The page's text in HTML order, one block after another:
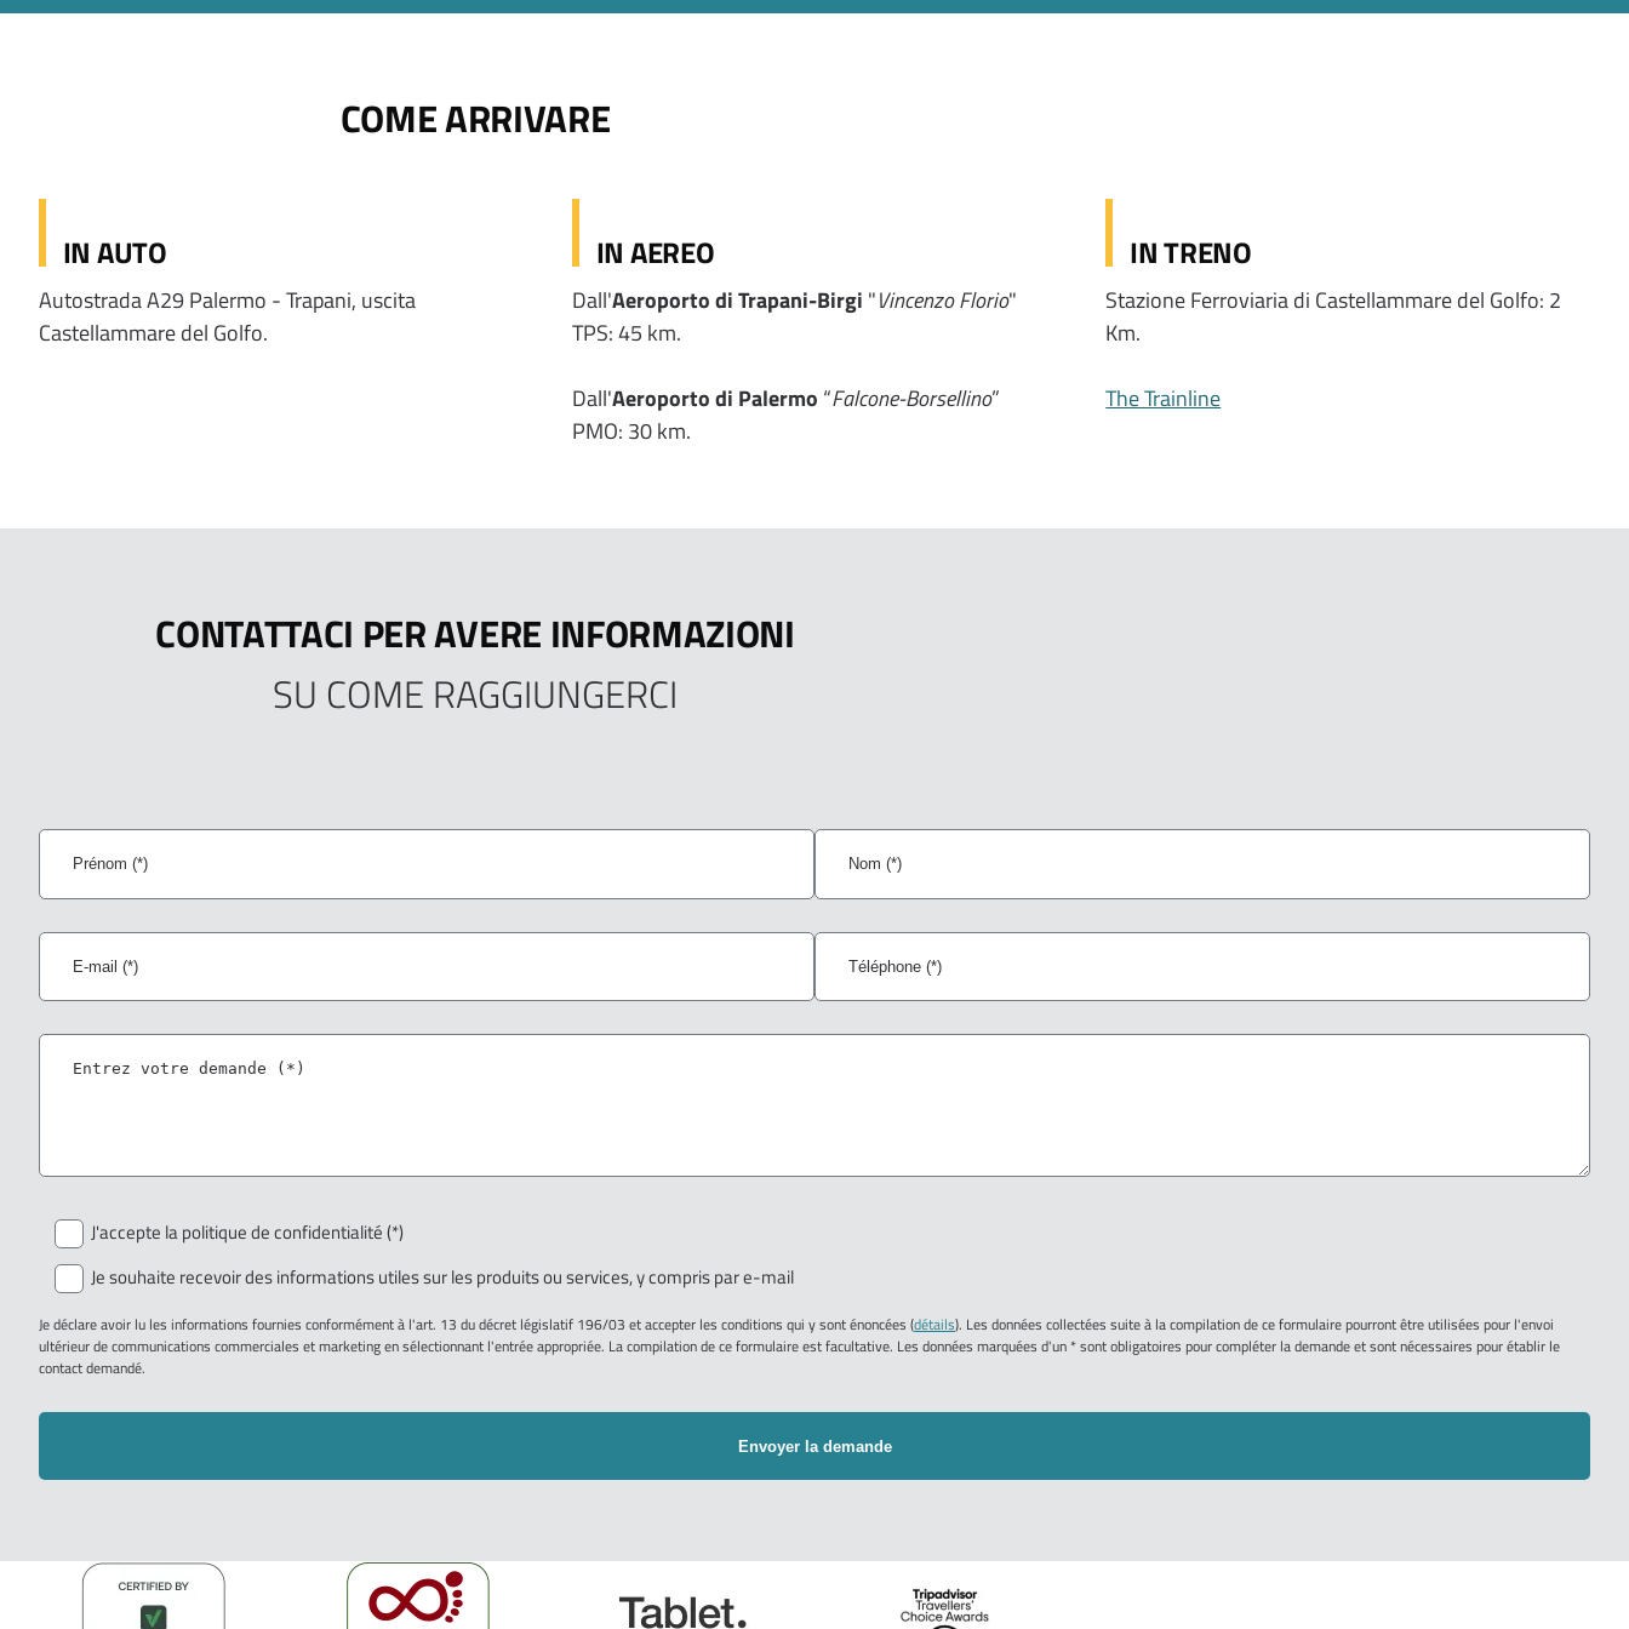
COME ARRIVARE
IN AUTO
Autostrada A29 Palermo - Trapani, uscita
Castellammare del Golfo.
IN AEREO
Dall'Aeroporto di Trapani-Birgi "Vincenzo Florio"
TPS: 45 km.
Dall'Aeroporto di Palermo “Falcone-Borsellino”
PMO: 30 km.
IN TRENO
Stazione Ferroviaria di Castellammare del Golfo: 2
Km.
The Trainline
CONTATTACI PER AVERE INFORMAZIONI
SU COME RAGGIUNGERCI
Prénom Nom
E-
Téléphone
Message
J'accepte la politique de confidentialité (*)
Je souhaite recevoir des informations utiles sur les produits ou services, y compris par e-mail
Je déclare avoir lu les informations fournies conformément à l'art. 13 du décret législatif 196/03 et accepter les conditions qui y sont énoncées (détails). Les données collectées suite à la compilation de ce formulaire pourront être utilisées pour l'envoi
ultérieur de communications commerciales et marketing en sélectionnant l'entrée appropriée. La compilation de ce formulaire est facultative. Les données marquées d'un * sont obligatoires pour compléter la demande et sont nécessaires pour établir le
contact demandé.